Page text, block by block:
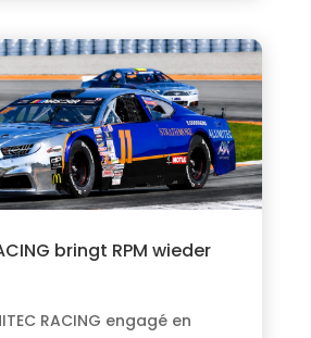
bringt RPM wieder
RACING engagé en